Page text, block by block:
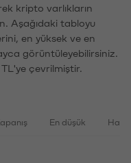
kripto varlıkların
Aşağıdaki tabloyu
en yüksek ve en
görüntüleyebilirsiniz.
çevrilmiştir.
En düşük